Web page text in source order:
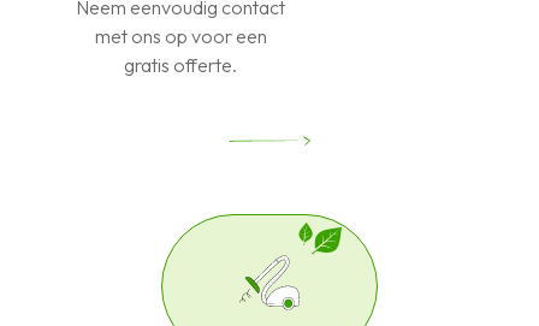
Neem eenvoudig contact
met ons op voor een
gratis offerte.